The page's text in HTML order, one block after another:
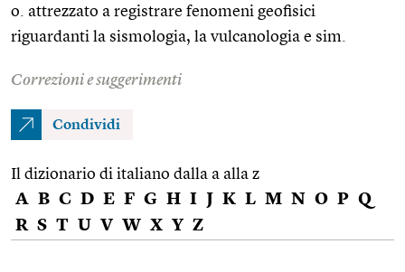
o. attrezzato a registrare fenomeni geofisici
riguardanti la sismologia, la vulcanologia e sim.
Correzioni e suggerimenti
Condividi
Il dizionario di italiano dalla a alla z
A B C D E F G H I J K L M N O P Q
R S T U V W X Y Z